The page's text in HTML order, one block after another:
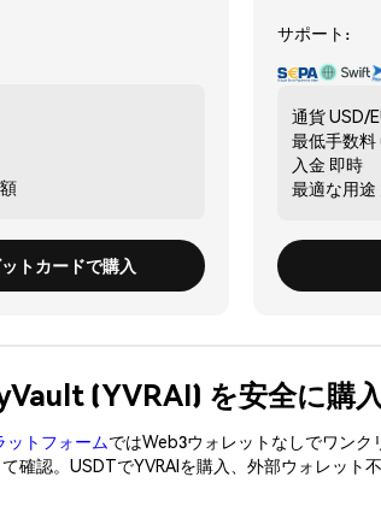
トカードで購入
サポート:
通貨USD/
最低手数料
入金 即時
最適な用途
(YVRAI) を安全に購
ットフォームではWeb3ウォレットなしでワンク
確認。USDTでYVRAIを購入、外部ウォレッ